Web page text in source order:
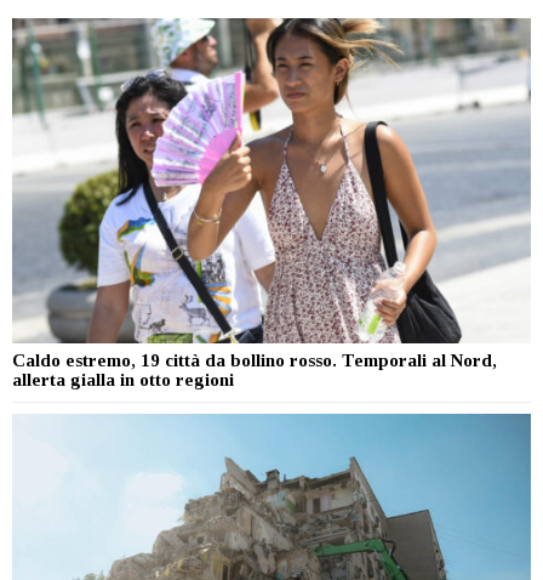
Caldo estremo, 19 città da bollino rosso. Temporali al Nord,
allerta gialla in otto regioni